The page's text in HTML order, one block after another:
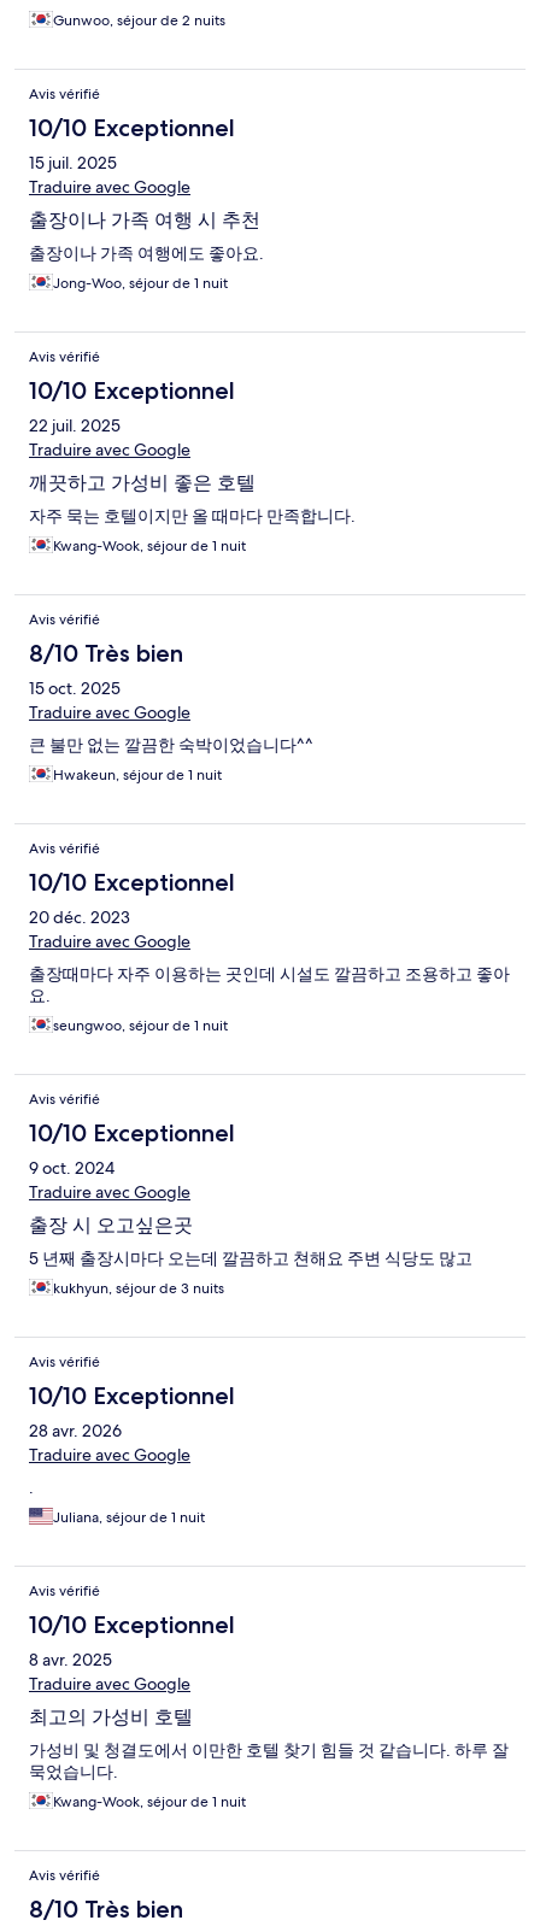
Gunwoo, séjour de 2 nuits
Avis vérifié
10/10 Exceptionnel
15 juil. 2025
Traduire avec Google
출장이나 가족 여행 시 추천
출장이나 가족 여행에도 좋아요.
Jong-Woo, séjour de 1 nuit
Avis vérifié
10/10 Exceptionnel
22 juil. 2025
Traduire avec Google
깨끗하고 가성비 좋은 호텔
자주 묵는 호텔이지만 올 때마다 만족합니다.
Kwang-Wook, séjour de 1 nuit
Avis vérifié
8/10 Très bien
15 oct. 2025
Traduire avec Google
큰 불만 없는 깔끔한 숙박이었습니다^^
Hwakeun, séjour de 1 nuit
Avis vérifié
10/10 Exceptionnel
20 déc. 2023
Traduire avec Google
출장때마다 자주 이용하는 곳인데 시설도 깔끔하고 조용하고 좋아
요.
seungwoo, séjour de 1 nuit
Avis vérifié
10/10 Exceptionnel
9 oct. 2024
Traduire avec Google
출장 시 오고싶은곳
5 년째 출장시마다 오는데 깔끔하고 쳔해요 주변 식당도 많고
kukhyun, séjour de 3 nuits
Avis vérifié
10/10 Exceptionnel
28 avr. 2026
Traduire avec Google
.
Juliana, séjour de 1 nuit
Avis vérifié
10/10 Exceptionnel
8 avr. 2025
Traduire avec Google
최고의 가성비 호텔
가성비 및 청결도에서 이만한 호텔 찾기 힘들 것 같습니다. 하루 잘
묵었습니다.
Kwang-Wook, séjour de 1 nuit
Avis vérifié
8/10 Très bien